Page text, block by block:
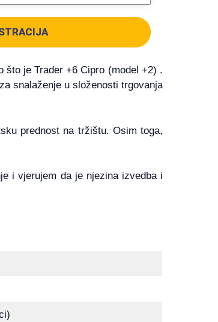
je Trader +6 Cipro (model +2) .
snalaženje u složenosti trgovanja
prednost na tržištu. Osim toga,
i vjerujem da je njezina izvedba i